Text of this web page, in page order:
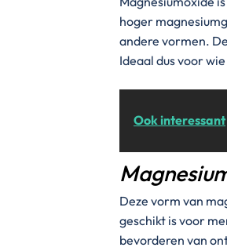
hoger
andere vormen.
Ideaal dus voor
Ook interessant
Deze vorm van
geschikt is voor
bevorderen van